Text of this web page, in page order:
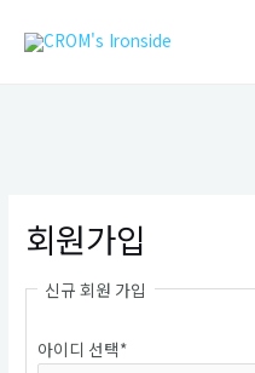
회원가입
신규 회원 가입
아이디 선택*